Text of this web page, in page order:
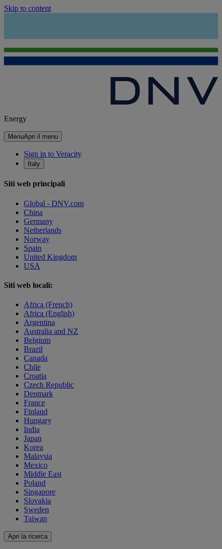
Skip to content
Energy
MenuApri il menu
Sign in to Veracity
Italy
Siti web principali
Global - DNV.com
China
Germany
Netherlands
Norway
Spain
United Kingdom
USA
Siti web locali:
Africa (French)
Africa (English)
Argentina
Australia and NZ
Belgium
Brazil
Canada
Chile
Croatia
Czech Republic
Denmark
France
Finland
Hungary
India
Japan
Korea
Malaysia
Mexico
Middle East
Poland
Singapore
Slovakia
Sweden
Taiwan
Apri la ricerca